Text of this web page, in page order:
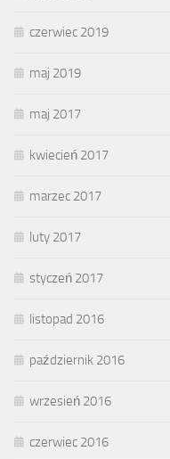
czerwiec 2019
maj 2019
maj 2017
kwiecień 2017
marzec 2017
luty 2017
styczeń 2017
listopad 2016
październik 2016
wrzesień 2016
czerwiec 2016